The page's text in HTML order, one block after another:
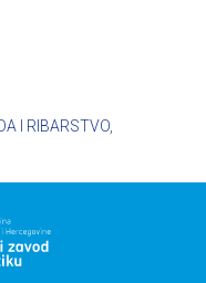
I RIBARSTVO